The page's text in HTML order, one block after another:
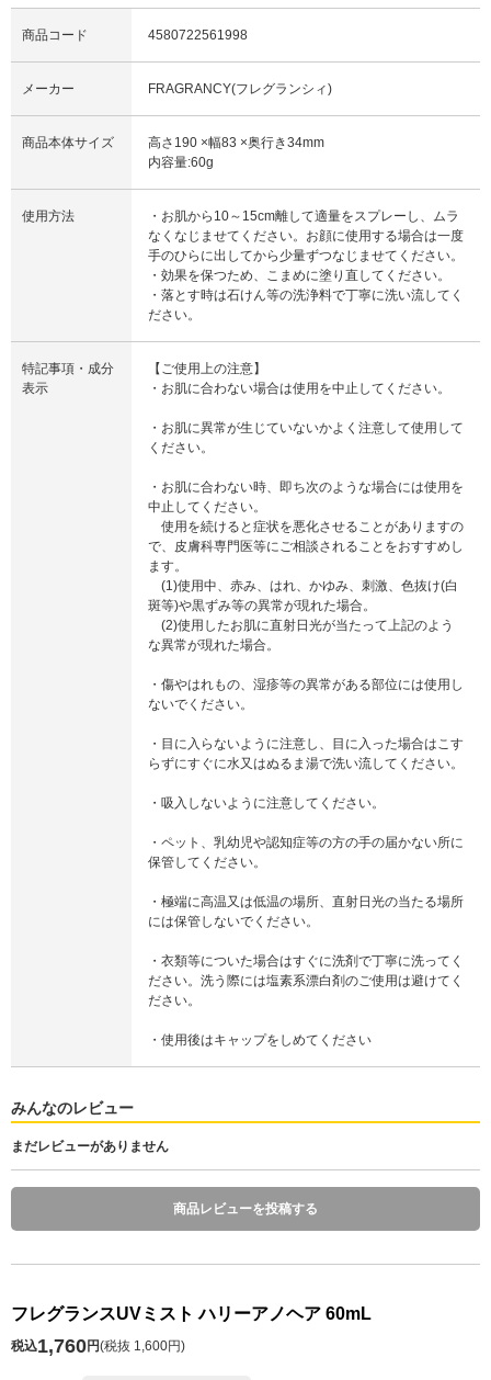
商品コード 4580722561998
メーカー FRAGRANCY(フレグランシィ)
商品本体サイズ
高さ190 ×幅83 ×奥行き34mm
内容量:60g
使用方法
・お肌から10～15cm離して適量をスプレーし、ムラ
なくなじませてください。お顔に使用する場合は一度
手のひらに出してから少量ずつなじませてください。
・効果を保つため、こまめに塗り直してください。
・落とす時は石けん等の洗浄料で丁寧に洗い流してく
ださい。
特記事項・成分
表示
【ご使用上の注意】
・お肌に合わない場合は使用を中止してください。
・お肌に異常が生じていないかよく注意して使用して
ください。
・お肌に合わない時、即ち次のような場合には使用を
中止してください。
使用を続けると症状を悪化させることがありますの
で、皮膚科専門医等にご相談されることをおすすめし
ます。
(1)使用中、赤み、はれ、かゆみ、刺激、色抜け(白
斑等)や黒ずみ等の異常が現れた場合。
(2)使用したお肌に直射日光が当たって上記のよう
な異常が現れた場合。
・傷やはれもの、湿疹等の異常がある部位には使用し
ないでください。
・目に入らないように注意し、目に入った場合はこす
らずにすぐに水又はぬるま湯で洗い流してください。
・吸入しないように注意してください。
・ペット、乳幼児や認知症等の方の手の届かない所に
保管してください。
・極端に高温又は低温の場所、直射日光の当たる場所
には保管しないでください。
・衣類等についた場合はすぐに洗剤で丁寧に洗ってく
ださい。洗う際には塩素系漂白剤のご使用は避けてく
ださい。
・使用後はキャップをしめてください
みんなのレビュー
まだレビューがありません
商品レビューを投稿する
フレグランスUVミスト ハリーアノヘア 60mL
税込1,760円(税抜 1,600円)